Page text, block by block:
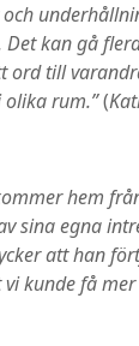
och
Det kan gå
ord till
rum.”(
hem
sina egna
att han
kunde få